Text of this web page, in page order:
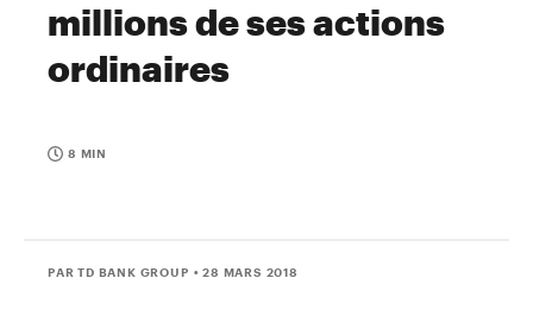
millions de ses actions
ordinaires
8 MIN
PAR TD BANK GROUP • 28 MARS 2018